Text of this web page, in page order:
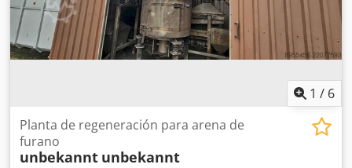
1 / 6
Planta de regeneración para arena de
furano
unbekannt unbekannt